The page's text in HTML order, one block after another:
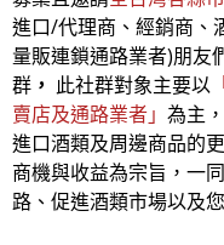
進口/代理商、經銷商、
量販連鎖通路業者)朋友
群 ， 此社群對象主要以
賣店及通路業者」 為主
進口酒類及周邊商品的
商機與收益為宗旨，一
路、促進酒類市場以及